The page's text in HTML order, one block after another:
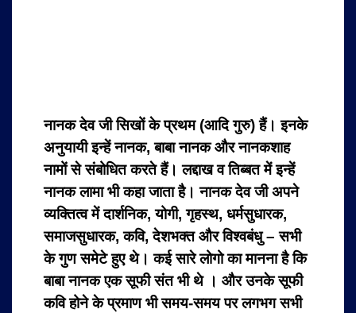
नानक देव जी सिखों के प्रथम (आदि गुरु) हैं। इनके
अनुयायी इन्हें नानक, बाबा नानक और नानकशाह
नामों से संबोधित करते हैं। लद्दाख व तिब्बत में इन्हें
नानक लामा भी कहा जाता है। नानक देव जी अपने
व्यक्तित्व में दार्शनिक, योगी, गृहस्थ, धर्मसुधारक,
समाजसुधारक, कवि, देशभक्त और विश्वबंधु – सभी
के गुण समेटे हुए थे। कई सारे लोगो का मानना है कि
बाबा नानक एक सूफी संत भी थे । और उनके सूफी
कवि होने के प्रमाण भी समय-समय पर लगभग सभी